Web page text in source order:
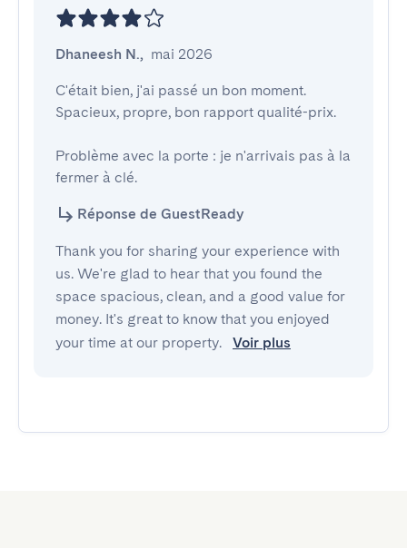
Dhaneesh N., mai 2026
C'était bien, j'ai passé un bon moment.
Spacieux, propre, bon rapport qualité-prix.
Problème avec la porte : je n'arrivais pas à la
fermer à clé.
Réponse de GuestReady
Thank you for sharing your experience with
us. We're glad to hear that you found the
space spacious, clean, and a good value for
money. It's great to know that you enjoyed
your time at our property.
Voir plus